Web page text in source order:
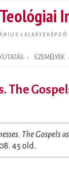
LELKÉSZKÉPZŐ
KUTATÁS SZEMÉLYEK
The
The Gospels as
45 old.